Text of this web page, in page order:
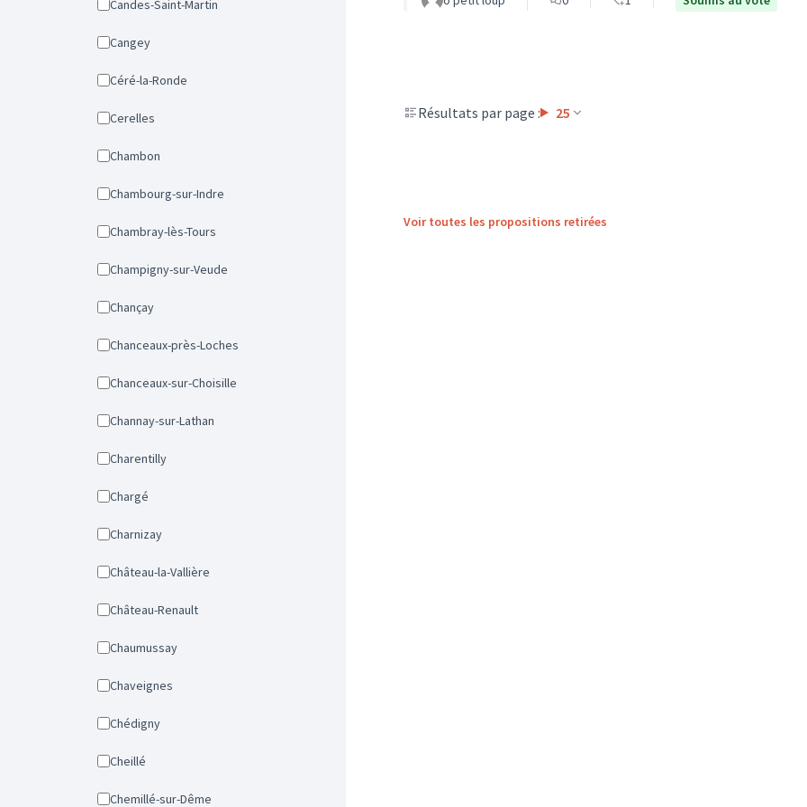
Candes-Saint-Martin
Cangey
Céré-la-Ronde
Cerelles
Chambon
Chambourg-sur-Indre
Chambray-lès-Tours
Champigny-sur-Veude
Chançay
Chanceaux-près-Loches
Chanceaux-sur-Choisille
Channay-sur-Lathan
Charentilly
Chargé
Charnizay
Château-la-Vallière
Château-Renault
Chaumussay
Chaveignes
Chédigny
Cheillé
Chemillé-sur-Dême
Résultats par page : 25
Voir toutes les propositions retirées